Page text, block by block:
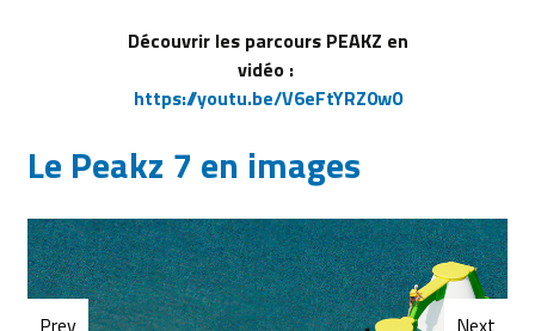
Découvrir les parcours PEAKZ en
vidéo :
https://youtu.be/V6eFtYRZ0w0
Le Peakz 7 en images
Prev Next